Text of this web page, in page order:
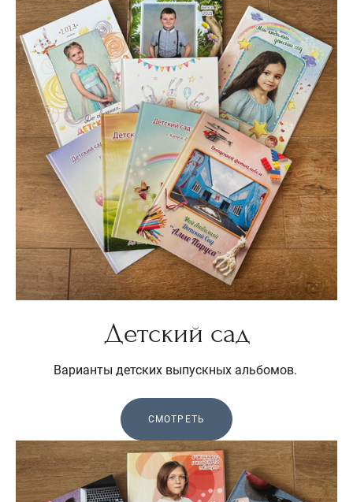
Детский сад
Варианты детских выпускных альбомов.
СМОТРЕТЬ